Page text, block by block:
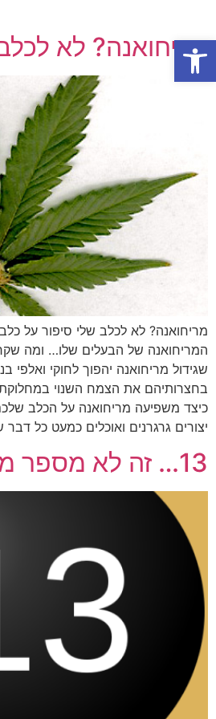
פתח סרגל נגישות
מריחואנה? לא
מריחואנה? לא לכלב שלי סיפור על
המריחואנה של הבעלים שלו… ומה
שגידול מריחואנה יהפוך לחוקי ואלפי
בחצרותיהם את הצמח השנוי במחלוקת
כיצד משפיעה מריחואנה על הכלב
יצורים גרגרנים ואוכלים כמעט כל
13… זה לא מספר מזל בדר"כ?